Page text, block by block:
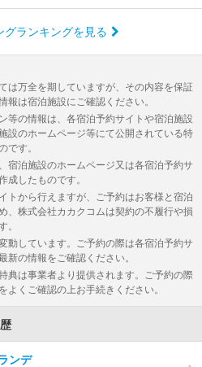
グランキングを見る
は万全を期していますが、その内容を保証
報は宿泊施設にご確認ください。
等の情報は、各宿泊予約サイトや宿泊施設
設のホームページ等にて公開されている特
です。
宿泊施設のホームページ又は各宿泊予約サ
成したものです。
トから行えますが、ご予約はお客様と宿泊
、株式会社カカクコムは契約の不履行や損
。
動しています。ご予約の際は各宿泊予約サ
新の情報をご確認ください。
典は事業者より提供されます。ご予約の際
よくご確認の上お手続きください。
ンデ